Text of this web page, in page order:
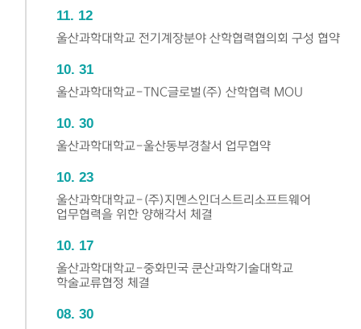
11 12
울산과학대학교 전기계장분야 산학협력협의회 구성 협약
10 31
울산과학대학교-TNC글로벌(주) 산학협력 MOU
10 30
울산과학대학교-울산동부경찰서 업무협약
10 23
울산과학대학교-(주)지멘스인더스트리소프트웨어
업무협력을 위한 양해각서 체결
10 17
울산과학대학교-중화민국 쿤산과학기술대학교
학술교류협정 체결
08 30